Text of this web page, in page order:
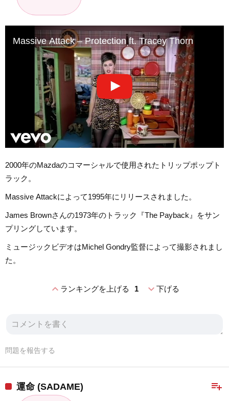
Massive Attack – Protection ft. Tracey Thorn
2000年のMazdaのコマーシャルで使用されたトリップポップト
ラック。
Massive Attackによって1995年にリリースされました。
James Brownさんの1973年のトラック『The Payback』をサン
プリングしています。
ミュージックビデオはMichel Gondry監督によって撮影されまし
た。
expand_lessランキングを上げる 1 expand_more下げる
問題を報告する
playlist_add
運命 (SADAME)